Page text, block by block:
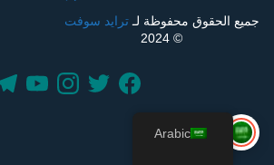
جميع الحقوق محفوظة لـترايد سوفت
© 2024
Arabic